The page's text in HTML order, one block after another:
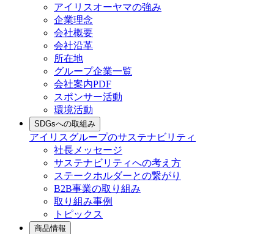
アイリスオーヤマの強み
企業理念
会社概要
会社沿革
所在地
グループ企業一覧
会社案内PDF
スポンサー活動
環境活動
SDGsへの取組み
アイリスグループのサステナビリティ
社長メッセージ
サステナビリティへの考え方
ステークホルダーとの繋がり
B2B事業の取り組み
取り組み事例
トピックス
商品情報